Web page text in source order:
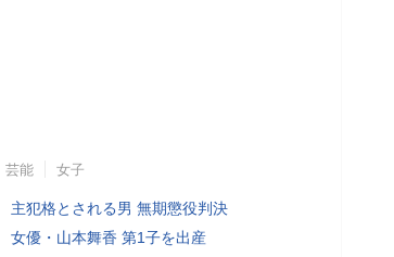
芸能 女子
主犯格とされる男 無期懲役判決
女優・山本舞香 第1子を出産